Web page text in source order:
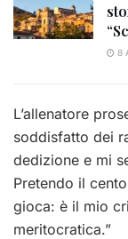
8
L’allenatore
soddisfatto dei
dedizione e mi
Pretendo il
gioca: è il mio
meritocratica.”